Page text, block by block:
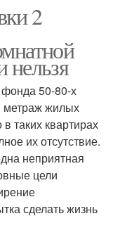
2
50-80-х
метраж жилых
таких квартирах
их отсутствие.
неприятная
цели
сделать жизнь